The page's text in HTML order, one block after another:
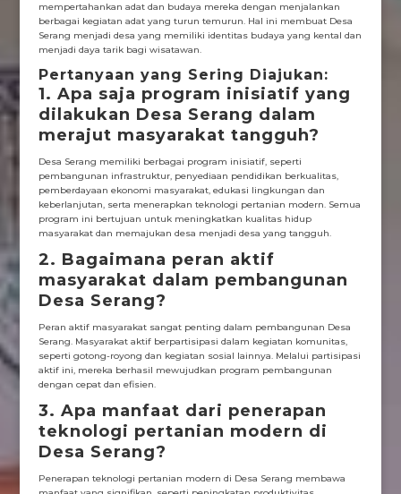
mempertahankan adat dan budaya mereka dengan menjalankan
berbagai kegiatan adat yang turun temurun. Hal ini membuat Desa
Serang menjadi desa yang memiliki identitas budaya yang kental dan
menjadi daya tarik bagi wisatawan.
Pertanyaan yang Sering Diajukan:
1. Apa saja program inisiatif yang
dilakukan Desa Serang dalam
merajut masyarakat tangguh?
Desa Serang memiliki berbagai program inisiatif, seperti
pembangunan infrastruktur, penyediaan pendidikan berkualitas,
pemberdayaan ekonomi masyarakat, edukasi lingkungan dan
keberlanjutan, serta menerapkan teknologi pertanian modern. Semua
program ini bertujuan untuk meningkatkan kualitas hidup
masyarakat dan memajukan desa menjadi desa yang tangguh.
2. Bagaimana peran aktif
masyarakat dalam pembangunan
Desa Serang?
Peran aktif masyarakat sangat penting dalam pembangunan Desa
Serang. Masyarakat aktif berpartisipasi dalam kegiatan komunitas,
seperti gotong-royong dan kegiatan sosial lainnya. Melalui partisipasi
aktif ini, mereka berhasil mewujudkan program pembangunan
dengan cepat dan efisien.
3. Apa manfaat dari penerapan
teknologi pertanian modern di
Desa Serang?
Penerapan teknologi pertanian modern di Desa Serang membawa